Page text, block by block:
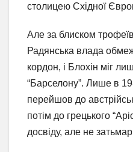
столицею Східної
Але за блиском
Радянська влада
кордон, і Блохін міг
“Барселону”. Лише в
перейшов до
потім до грецького
досвіду, але не